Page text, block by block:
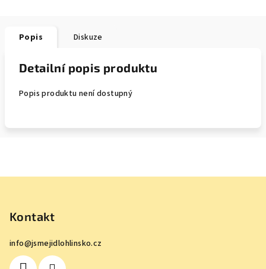
Popis Diskuze
Detailní popis produktu
Popis produktu není dostupný
Kontakt
info@jsmejidlohlinsko.cz